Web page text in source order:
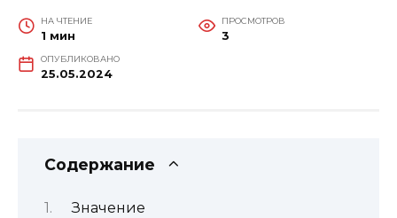
НА ЧТЕНИЕ
1 мин
ПРОСМОТРОВ
3
ОПУБЛИКОВАНО
25.05.2024
Содержание
Значение